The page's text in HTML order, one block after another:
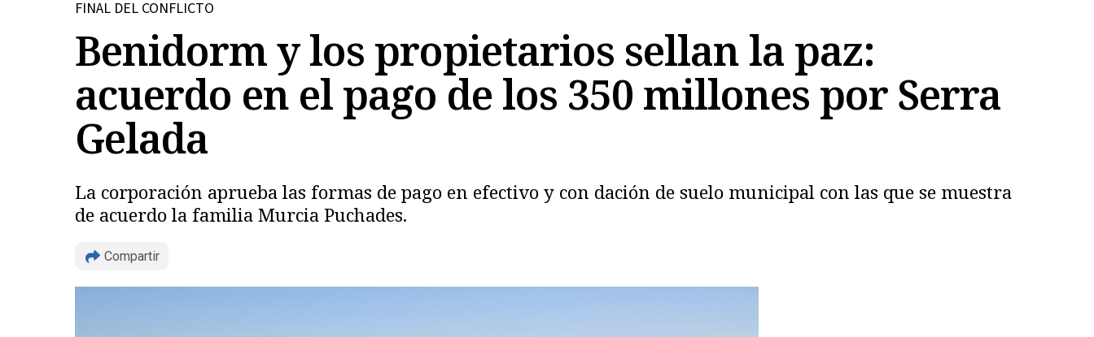
FINAL DEL CONFLICTO
Benidorm y los propietarios sellan la paz:
acuerdo en el pago de los 350 millones por Serra
Gelada
La corporación aprueba las formas de pago en efectivo y con dación de suelo municipal con las que se muestra
de acuerdo la familia Murcia Puchades.
Compartir